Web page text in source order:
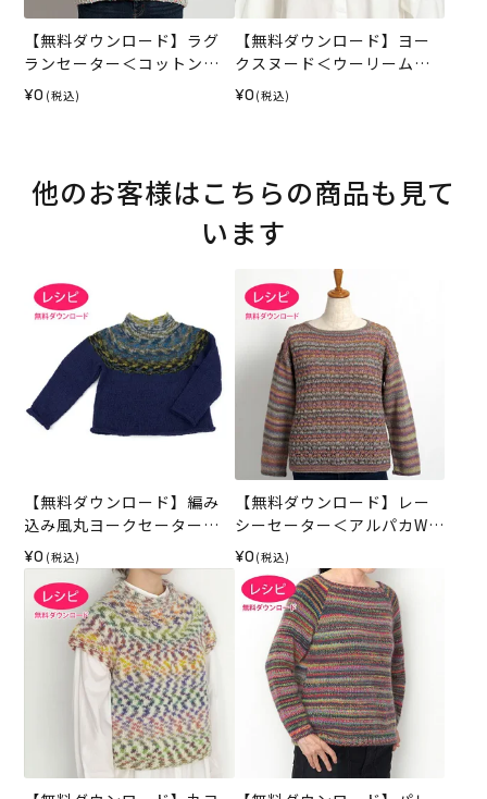
【無料ダウンロード】ラグ
ランセーター＜コットンプ
リズム＞（レシピ）
¥0 (税込)
【無料ダウンロード】ヨー
クスヌード＜ウーリームー
スパレット＞（レシピ）
¥0 (税込)
他のお客様はこちらの商品も見て
います
【無料ダウンロード】編み
込み風丸ヨークセーター
（レシピ）
¥0 (税込)
【無料ダウンロード】レー
シーセーター＜アルパカWパ
レット＞（レシピ）
¥0 (税込)